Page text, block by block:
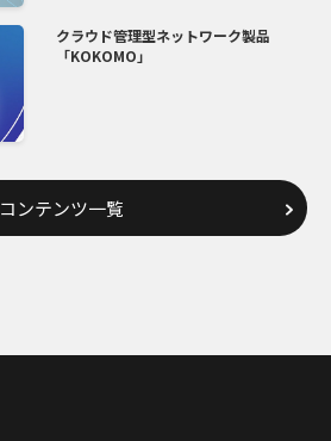
クラウド管理型ネットワーク製品
「KOKOMO」
コンテンツ一覧